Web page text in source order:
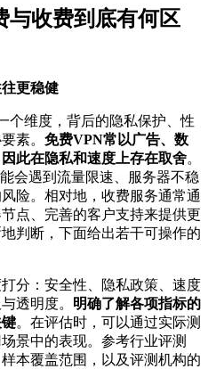
与收费到底有何区
更稳健
个维度，背后的隐私保护、性
素。 免费VPN常以广告、数
此在隐私和速度上存在取舍。
会遇到流量限速、服务器不稳
险。相对地，收费服务通常通
点、完善的客户支持来提供更
判断，下面给出若干可操作的
分：安全性、隐私政策、速度
透明度。 明确了解各项指标的
。在评估时，可以通过实际测
景中的表现。参考行业评测
本覆盖范围，以及评测机构的